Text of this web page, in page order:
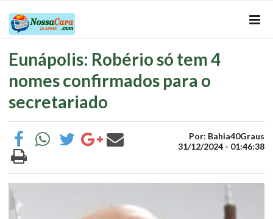
Eunápolis: Robério só tem 4
nomes confirmados para o
secretariado
Por: Bahia40Graus
31/12/2024 - 01:46:38